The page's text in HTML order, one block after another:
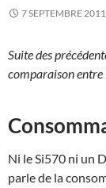
7 SEPTEMBRE 2011
Suite des
comparaison entre
Ni le Si570 ni un
parle de la